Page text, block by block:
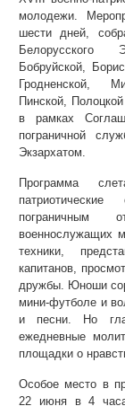
молодежи.
шести дней,
Белорусского
Бобруйской,
Гродненской,
Пинской,
в рамках
пограничной
Экзархатом.
Программа
пограничным
военнослужащих
техники,
капитанов,
дружбы. Юноши
мини-футболе и
и песни. Но
ежедневные
площадки о
Особое место в
22 июня в 4 часа